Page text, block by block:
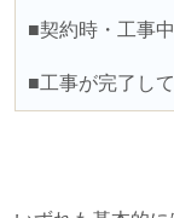
■契約時・工事
■工事が完了し